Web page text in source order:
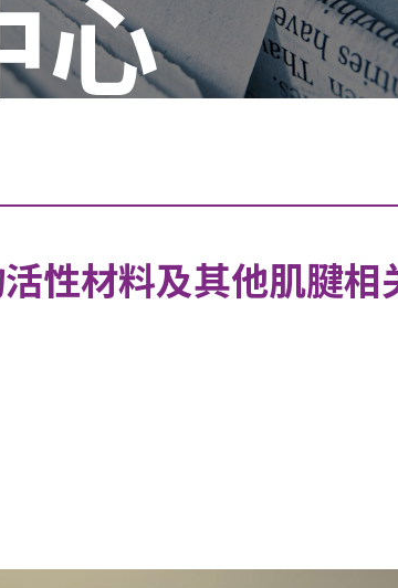
心
性材料及其他肌腱